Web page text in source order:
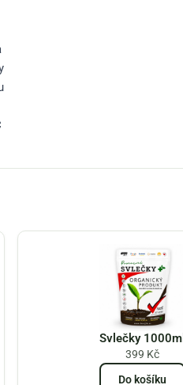
Svlečky 1000ml
399 Kč
Do košíku